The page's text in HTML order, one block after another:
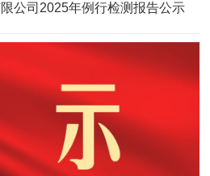
公司2025年例行检测报告公示